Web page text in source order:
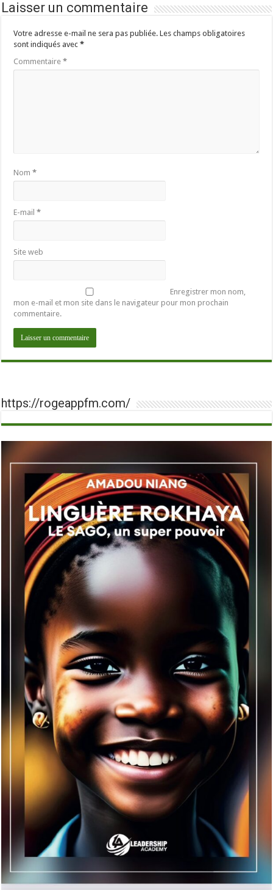
Laisser un commentaire
Votre adresse e-mail ne sera pas publiée. Les champs obligatoires
sont indiqués avec*
Commentaire*
Nom*
E-mail*
Site web
Enregistrer mon nom,
mon e-mail et mon site dans le navigateur pour mon prochain
commentaire.
https://rogeappfm.com/